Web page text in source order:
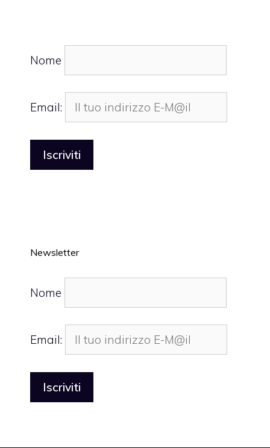
Nome
Email:
Newsletter
Nome
Email: